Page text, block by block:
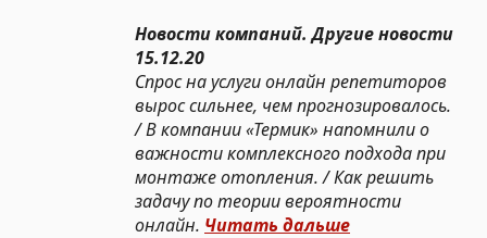
Новости компаний. Другие новости
15.12.20
Спрос на услуги онлайн репетиторов
вырос сильнее, чем прогнозировалось.
/ В компании «Термик» напомнили о
важности комплексного подхода при
монтаже отопления. / Как решить
задачу по теории вероятности
онлайн. Читать дальше